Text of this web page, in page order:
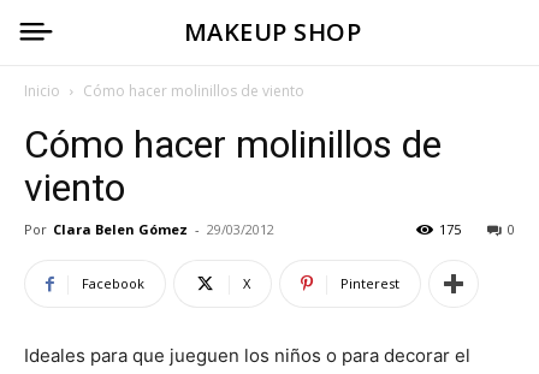
MAKEUP SHOP
Inicio Cómo hacer molinillos de viento
Cómo hacer molinillos de
viento
Por Clara Belen Gómez - 29/03/2012 0
175
Facebook X Pinterest
Ideales para que jueguen los niños o para decorar el